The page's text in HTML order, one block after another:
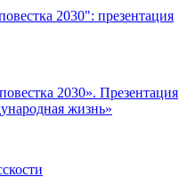
2030": презентация
2030». Презентация
жизнь»